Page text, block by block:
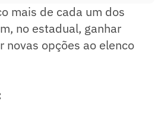
mais de cada um dos
no estadual, ganhar
novas opções ao elenco